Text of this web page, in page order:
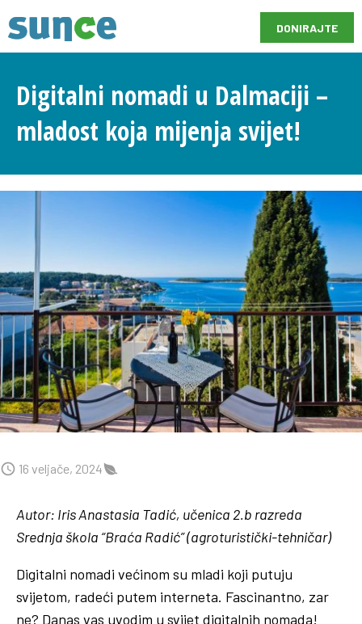
DONIRAJTE
Digitalni nomadi u Dalmaciji –
mladost koja mijenja svijet!
16 veljače, 2024
Autor: Iris Anastasia Tadić, učenica 2.b razreda
Srednja škola “Braća Radić” (agroturistički-tehničar)
Digitalni nomadi većinom su mladi koji putuju
svijetom, radeći putem interneta. Fascinantno, zar
ne? Danas vas uvodim u svijet digitalnih nomada!